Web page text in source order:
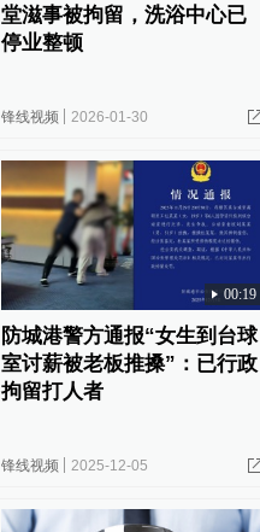
堂滋事被拘留，洗浴中心已
停业整顿
锋线视频 2026-01-30
00:19
防城港警方通报“女生到台球
室讨薪被老板推搡”：已行政
拘留打人者
锋线视频 2025-12-05